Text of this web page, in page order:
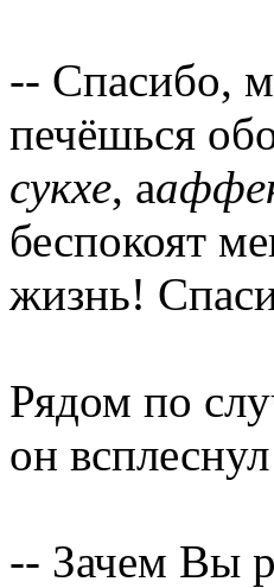
-- Спасибо,
печёшься
сукхе, а
беспокоят
жизнь!
Рядом по
он
-- Зачем Вы